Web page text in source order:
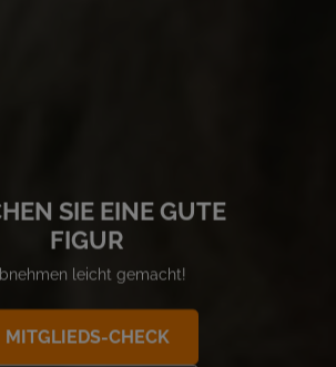
SIE EINE GUTE
FIGUR
leicht gemacht!
MITGLIEDS-CHECK